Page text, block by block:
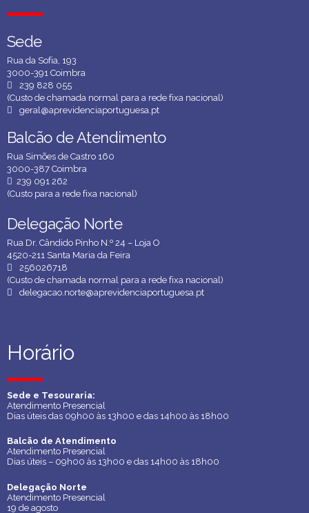
Sede
Sede
Rua da Sofia, 193
3000-391 Coimbra
239 828 055
(Custo de chamada normal para a rede fixa nacional)
geral@aprevidenciaportuguesa.pt
Balcão de Atendimento
Balcão de Atendimento
Rua Simões de Castro 160
3000-387 Coimbra
239 091 262
(Custo para a rede fixa nacional)
Delegação Norte
Delegação Norte
Rua Dr. Cândido Pinho N.º 24 – Loja O
4520-211 Santa Maria da Feira
256026718
(Custo de chamada normal para a rede fixa nacional)
delegacao.norte@aprevidenciaportuguesa.pt
Horário
Horário
Sede e Tesouraria:
Atendimento Presencial
Dias úteis das 09h00 às 13h00 e das 14h00 às 18h00
Sede e Tesouraria:
Atendimento Presencial
Dias úteis das 09h00 às 13h00 e das 14h00 às 18h00
Balcão de Atendimento
Atendimento Presencial
Dias úteis – 09h00 às 13h00 e das 14h00 às 18h00
Balcão de Atendimento
Atendimento Presencial
Dias úteis – 09h00 às 13h00 e das 14h00 às 18h00
Delegação Norte
Atendimento Presencial
19 de agosto
Delegação Norte
Atendimento Presencial
19 de agosto